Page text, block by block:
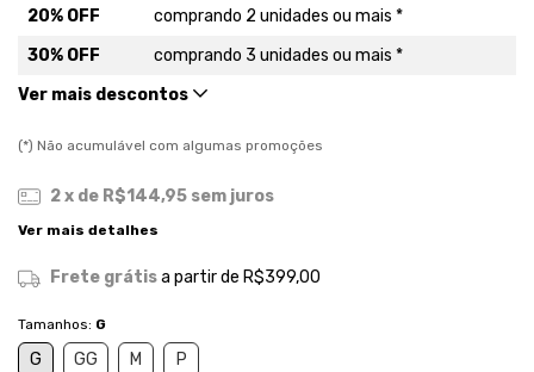
20% OFF
comprando 2 unidades ou mais *
30% OFF
comprando 3 unidades ou mais *
Ver mais descontos
(*) Não acumulável com algumas promoções
2x de R$144,95 sem juros
Ver mais detalhes
Frete grátisa partir de R$399,00
Tamanhos: G
G GG M P